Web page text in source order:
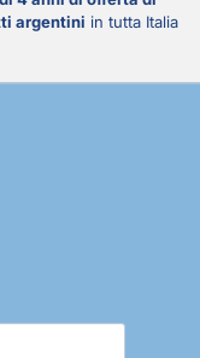
argentini in tutta Italia